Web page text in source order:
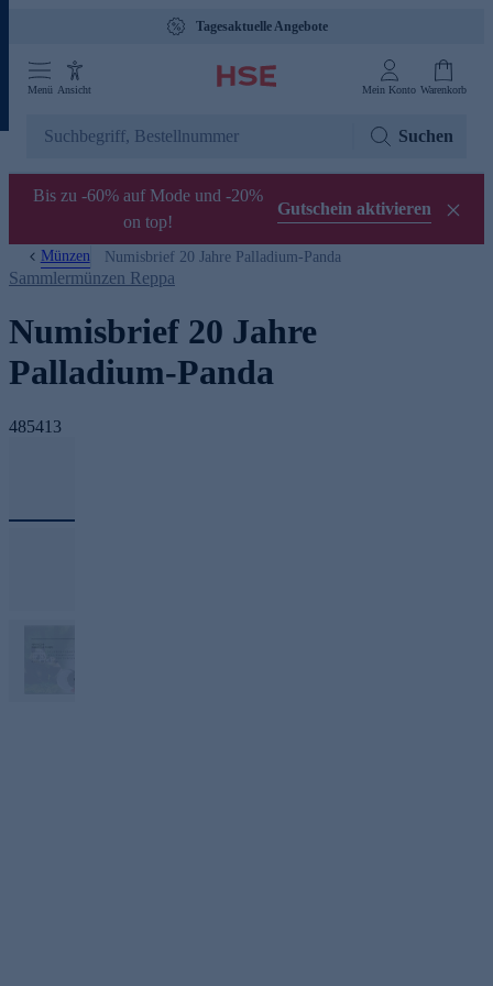
Tagesaktuelle Angebote
Menü Ansicht Mein Konto Warenkorb
Suchen
Bis zu -60% auf Mode und -20%
on top!
Gutschein aktivieren
Münzen Numisbrief 20 Jahre Palladium-Panda
Sammlermünzen Reppa
Numisbrief 20 Jahre
Palladium-Panda
485413